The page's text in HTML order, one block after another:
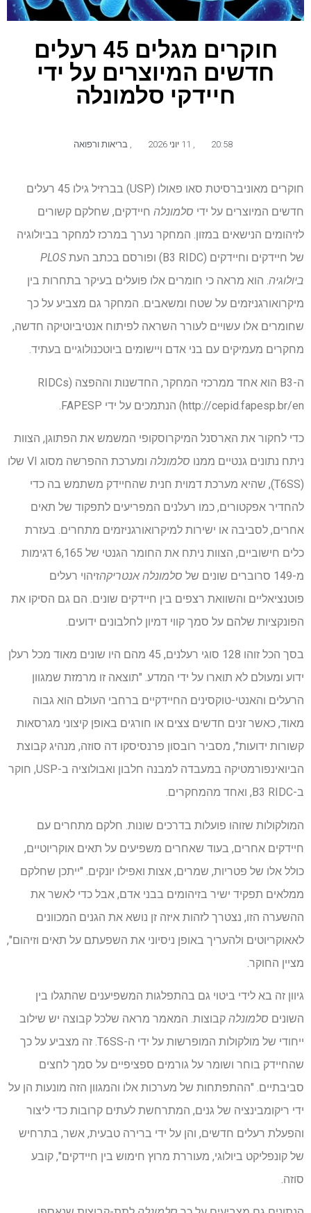
חוקרים מגלים 45 רעלים
חדשים המיוצרים על ידי
חיידקי סלמונלה
20:58 בריאות ורפואה
חוקרים מאוניברסיטת סאו פאולו (USP) בברזיל גילו 45 רעלים
חדשים המיוצרים על ידי סלמונלה חיידקים, שחלקם קשורים
לזיהומים הנישאים במזון. המחקר נערך במרכז למחקר בביולוגיה
של חיידקים וחיידקים (B3 RIDC) ופורסם בכתב העת
PLOS
ביולוגיה. הוא מראה כי חומרים אלו פועלים בעיקר בתחרות בין
מיקרואורגניזמים על שטח ומשאבים. המחקר גם מצביע על כך
שחומרים אלו עשויים לעורר השראה לפיתוח אנטיביוטיקה חדשה,
מחקרים מעמיקים עם בני אדם ויישומים ביוטכנולוגיים בעתיד.
ה-B3 הוא אחד ממרכזי המחקר, החדשנות וההפצה (RIDCs
http://cepid.fapesp.br/en) הנתמכים על ידי FAPESP.
כדי לחקור את הארסנל המיקרוסקופי המשמש את הפתוגן, הצוות
ניתח נתונים גנטיים ממנו סלמונלה
ומערכת ההפרשה מסוג VI שלו
(T6SS), שהיא מערכת דמוית חנית שהחיידק משתמש בה כדי
להחדיר אפקטורים, כמו רעלנים המפריעים לתפקוד של תאים
אחרים, לסביבה או ישירות למיקרואורגניזמים מתחרים. בעזרת
כלים חישוביים, הצוות ניתח את החומר הגנטי של 6,165 דגימות
מ-149 סרוברים שונים של
סלמונלה אנטריקהזיהוי רעלים
פוטנציאליים והשוואת רצפים בין חיידקים שונים. הם גם הסיקו את
הפונקציות שלהם על סמך קווי דמיון לחלבונים ידועים.
בסך הכל זוהו 128 סוגי רעלנים, 45 מהם היו שונים מאוד מכל רעלן
ידוע ומעולם לא תוארו על ידי המדע. "תוצאה זו מרמזת שמגוון
הרעלים והאנטי-טוקסינים החיידקיים ברחבי העולם הוא גבוה
מאוד, כאשר זנים חדשים צצים או חורגים באופן קיצוני מגרסאות
קשורות ידועות", מסביר רובסון פרנסיסקו דה סוזה, מנהיג קבוצת
הביואינפורמטיקה במעבדה למבנה חלבון ואבולוציה ב-USP, חוקר
ב-B3 RIDC, ואחד מהמחקרים.
המולקולות שזוהו פועלות בדרכים שונות. חלקם מתחרים עם
חיידקים אחרים, בעוד שאחרים משפיעים על תאים אוקריוטיים,
כולל אלו של פטריות, שמרים, אצות ואפילו יונקים. "ייתכן שחלקם
ממלאים תפקיד ישיר בזיהומים בבני אדם, אבל כדי לאשר את
ההשערה הזו, נצטרך לזהות איזה זן נושא את הגנים המכוונים
לאאוקריוטים ולהעריך באופן ניסיוני את השפעתם על תאים וזיהום",
מציין החוקר.
גיוון זה בא לידי ביטוי גם בהתפלגות המשפיענים שהתגלו בין
השונים סלמונלה קבוצות. המאמר מראה שלכל קבוצה יש שילוב
ייחודי של מולקולות המופרשות על ידי ה-T6SS. זה מצביע על כך
שהחיידק בוחר ושומר על גורמים ספציפיים על סמך לחצים
סביבתיים. "ההתפתחות של מערכות אלו והמגוון הזה מונעות הן על
ידי ריקומבינציה של גנים, המתרחשת לעתים קרובות כדי ליצור
והפעלת רעלים חדשים, והן על ידי ברירה טבעית, אשר, בתרחיש
של קונפליקט ביולוגי, מעוררת מרוץ חימוש בין חיידקים", קובע
סוזה.